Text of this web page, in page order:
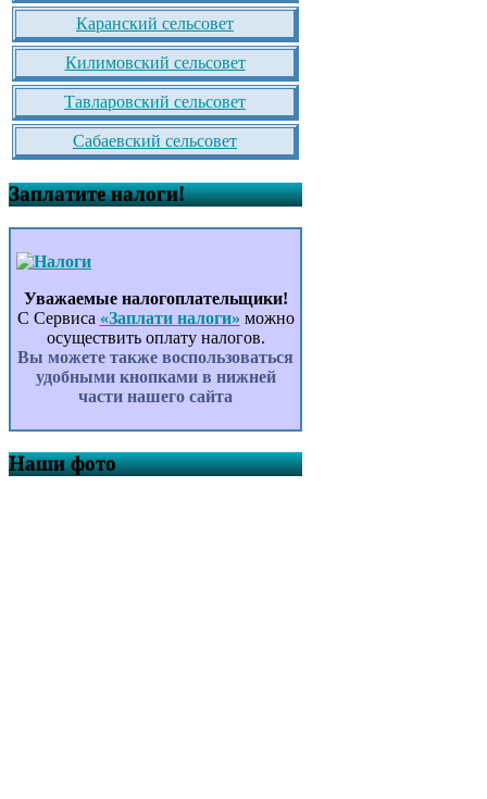
Каранский сельсовет
Килимовский сельсовет
Тавларовский сельсовет
Сабаевский сельсовет
Заплатите налоги!
Уважаемые налогоплательщики!
С Сервиса «Заплати налоги» можно
осуществить оплату налогов.
Вы можете также воспользоваться
удобными кнопками в нижней
части нашего сайта
Наши фото